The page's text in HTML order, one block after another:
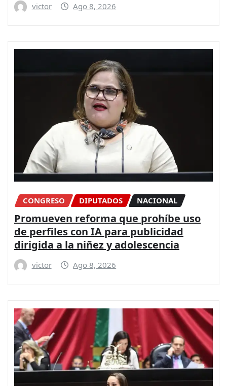
victor Ago 8, 2026
CONGRESO DIPUTADOS NACIONAL
Promueven reforma que prohíbe uso
de perfiles con IA para publicidad
dirigida a la niñez y adolescencia
victor Ago 8, 2026